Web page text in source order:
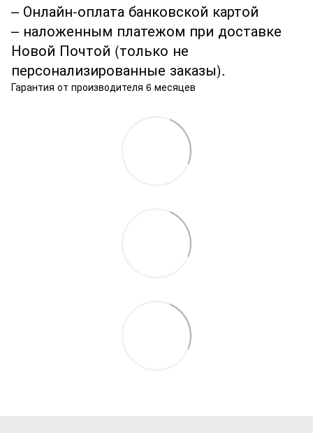
– Онлайн-оплата банковской картой
– наложенным платежом при доставке
Новой Почтой (только не
персонализированные заказы).
Гарантия от производителя 6 месяцев